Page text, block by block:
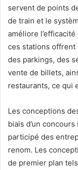
servent de points
de train et le
améliore
ces stations offrent
des parkings, des
vente de billets,
restaurants, ce qui
Les conceptions
biais d’un
participé des
renom. Les
de premier plan